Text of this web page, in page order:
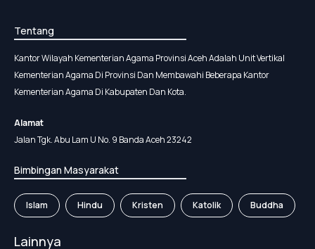
Tentang
Kantor Wilayah Kementerian Agama Provinsi Aceh Adalah Unit Vertikal
Kementerian Agama Di Provinsi Dan Membawahi Beberapa Kantor
Kementerian Agama Di Kabupaten Dan Kota.
Alamat
Jalan Tgk. Abu Lam U No. 9 Banda Aceh 23242
Bimbingan Masyarakat
Islam Hindu Kristen Katolik Buddha
Lainnya